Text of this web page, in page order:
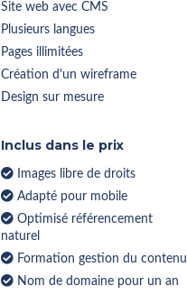
Site web avec CMS
Plusieurs langues
Pages illimitées
Création d'un wireframe
Design sur mesure
Inclus dans le prix
Images libre de droits
Adapté pour mobile
Optimisé référencement
naturel
Formation gestion du contenu
Nom de domaine pour un an